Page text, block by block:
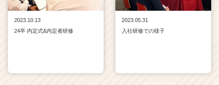
2023.10.13
24卒 内定式&内定者研修
2023.05.31
入社研修での様子